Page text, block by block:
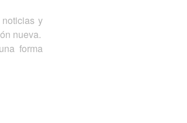
y
nueva.
forma